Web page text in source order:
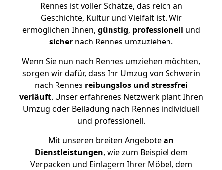
Rennes ist voller Schätze, das reich an
Geschichte, Kultur und Vielfalt ist. Wir
ermöglichen Ihnen, günstig, professionell und
sicher nach Rennes umzuziehen.
Wenn Sie nun nach Rennes umziehen möchten,
sorgen wir dafür, dass Ihr Umzug von Schwerin
nach Rennes reibungslos und stressfrei
verläuft. Unser erfahrenes Netzwerk plant Ihren
Umzug oder Beiladung nach Rennes individuell
und professionell.
Mit unseren breiten Angebotean
Dienstleistungen, wie zum Beispiel dem
Verpacken und Einlagern Ihrer Möbel, dem